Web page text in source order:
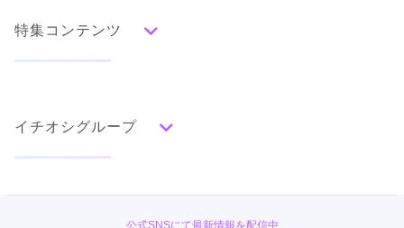
みんなの振袖ランキングトップ
色別ランキング
グレー
白
エレガント キュート クール
口コミから探す
特集コンテンツ
ママ振特集
個性的振袖コーディネート特集
成人式レポート
イチオシグループ